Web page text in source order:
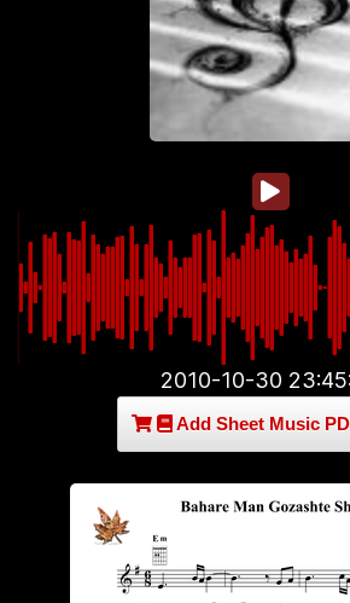
2010-10-30
Add Sheet Music